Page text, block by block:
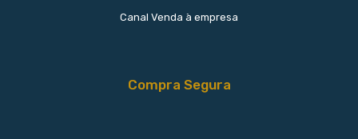
Canal Venda à empresa
Compra Segura